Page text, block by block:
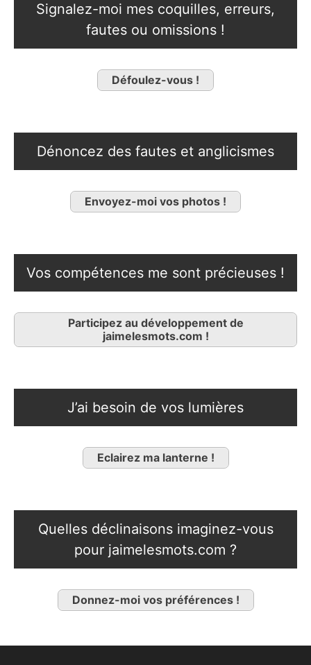
Signalez-moi mes coquilles, erreurs,
fautes ou omissions !
Défoulez-vous !
Dénoncez des fautes et anglicismes
Envoyez-moi vos photos !
Vos compétences me sont précieuses !
Participez au développement de
jaimelesmots.com !
J’ai besoin de vos lumières
Eclairez ma lanterne !
Quelles déclinaisons imaginez-vous
pour jaimelesmots.com ?
Donnez-moi vos préférences !